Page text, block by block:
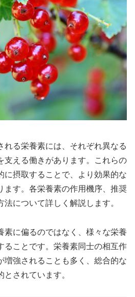
れる栄養素には、それぞれ異なる
支える働きがあります。これらの
に摂取することで、より効果的な
ます。各栄養素の作用機序、推奨
について詳しく解説します。
素に偏るのではなく、様々な栄養
ることです。栄養素同士の相互作
増強されることも多く、総合的な
されています。